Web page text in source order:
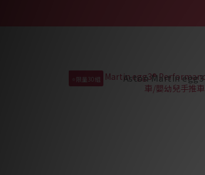
Aston Martin egg3
⭐限量30組